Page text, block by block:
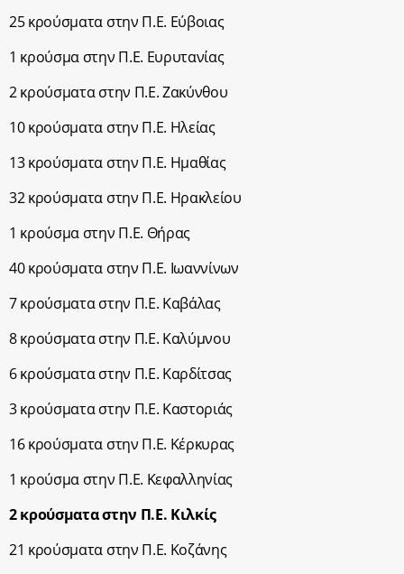
25 κρούσματα στην Π.Ε. Εύβοιας
1 κρούσμα στην Π.Ε. Ευρυτανίας
2 κρούσματα στην Π.Ε. Ζακύνθου
10 κρούσματα στην Π.Ε. Ηλείας
13 κρούσματα στην Π.Ε. Ημαθίας
32 κρούσματα στην Π.Ε. Ηρακλείου
1 κρούσμα στην Π.Ε. Θήρας
40 κρούσματα στην Π.Ε. Ιωαννίνων
7 κρούσματα στην Π.Ε. Καβάλας
8 κρούσματα στην Π.Ε. Καλύμνου
6 κρούσματα στην Π.Ε. Καρδίτσας
3 κρούσματα στην Π.Ε. Καστοριάς
16 κρούσματα στην Π.Ε. Κέρκυρας
1 κρούσμα στην Π.Ε. Κεφαλληνίας
2 κρούσματα στην Π.Ε. Κιλκίς
21 κρούσματα στην Π.Ε. Κοζάνης